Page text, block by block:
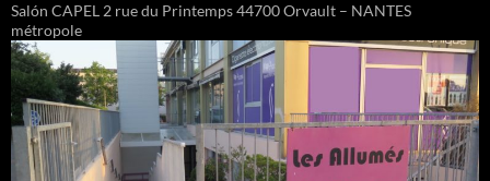
Salón CAPEL 2 rue du Printemps 44700 Orvault – NANTES
métropole